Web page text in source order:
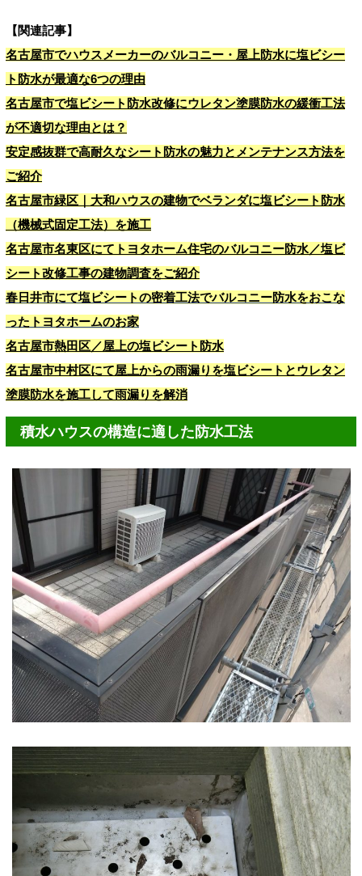
【関連記事】
名古屋市でハウスメーカーのバルコニー・屋上防水に塩ビシー
ト防水が最適な6つの理由
名古屋市で塩ビシート防水改修にウレタン塗膜防水の緩衝工法
が不適切な理由とは？
安定感抜群で高耐久なシート防水の魅力とメンテナンス方法を
ご紹介
名古屋市緑区｜大和ハウスの建物でベランダに塩ビシート防水
（機械式固定工法）を施工
名古屋市名東区にてトヨタホーム住宅のバルコニー防水／塩ビ
シート改修工事の建物調査をご紹介
春日井市にて塩ビシートの密着工法でバルコニー防水をおこな
ったトヨタホームのお家
名古屋市熱田区／屋上の塩ビシート防水
名古屋市中村区にて屋上からの雨漏りを塩ビシートとウレタン
塗膜防水を施工して雨漏りを解消
積水ハウスの構造に適した防水工法